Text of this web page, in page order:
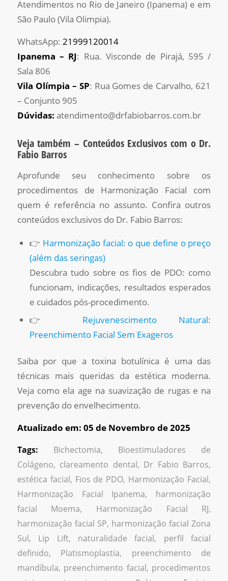
Atendimentos no Rio de Janeiro (Ipanema) e em
São Paulo (Vila Olimpia).
WhatsApp: 21999120014
Ipanema – RJ: Rua. Visconde de Pirajá, 595 /
Sala 806
Vila Olímpia – SP: Rua Gomes de Carvalho, 621
– Conjunto 905
Dúvidas: atendimento@drfabiobarros.com.br
Veja também – Conteúdos Exclusivos com o Dr.
Fabio Barros
Aprofunde seu conhecimento sobre os
procedimentos de Harmonização Facial com
quem é referência no assunto. Confira outros
conteúdos exclusivos do Dr. Fabio Barros:
👉 Harmonização facial: o que define o preço
(além das seringas)
Descubra tudo sobre os fios de PDO: como
funcionam, indicações, resultados esperados
e cuidados pós-procedimento.
👉 Rejuvenescimento Natural:
Preenchimento Facial Sem Exageros
Saiba por que a toxina botulínica é uma das
técnicas mais queridas da estética moderna.
Veja como ela age na suavização de rugas e na
prevenção do envelhecimento.
Atualizado em: 05 de Novembro de 2025
Tags: Bichectomia, Bioestimuladores de
Colágeno, clareamento dental, Dr Fabio Barros,
estética facial, Fios de PDO, Harmonização Facial,
Harmonização Facial Ipanema, harmonização
facial Moema, Harmonização Facial RJ,
harmonização facial SP, harmonização facial Zona
Sul, Lip Lift, naturalidade facial, perfil facial
definido, Platismoplastia, preenchimento de
mandíbula, preenchimento facial, procedimentos